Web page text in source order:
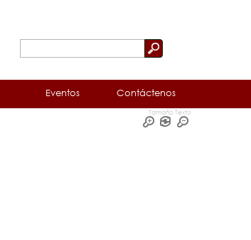
Eventos Contáctenos
Tamaño Texto